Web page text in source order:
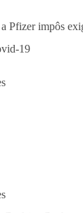
Pfizer impôs
19